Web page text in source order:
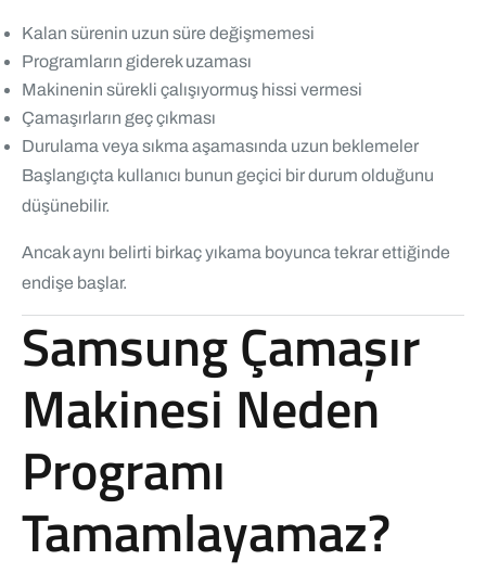
Kalan sürenin uzun süre değişmemesi
Programların giderek uzaması
Makinenin sürekli çalışıyormuş hissi vermesi
Çamaşırların geç çıkması
Durulama veya sıkma aşamasında uzun beklemeler
Başlangıçta kullanıcı bunun geçici bir durum olduğunu
düşünebilir.
Ancak aynı belirti birkaç yıkama boyunca tekrar ettiğinde
endişe başlar.
Samsung Çamaşır
Makinesi Neden
Programı
Tamamlayamaz?